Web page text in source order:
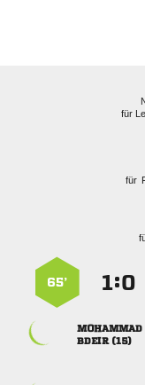
für
für
:
65’

 